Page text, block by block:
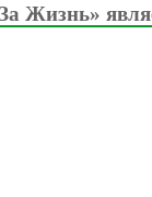
Жизнь»